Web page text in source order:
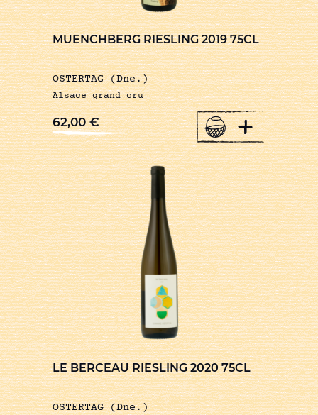
MUENCHBERG RIESLING 2019 75CL
OSTERTAG (Dne.)
Alsace grand cru
62,00€ +
LE BERCEAU RIESLING 2020 75CL
OSTERTAG (Dne.)